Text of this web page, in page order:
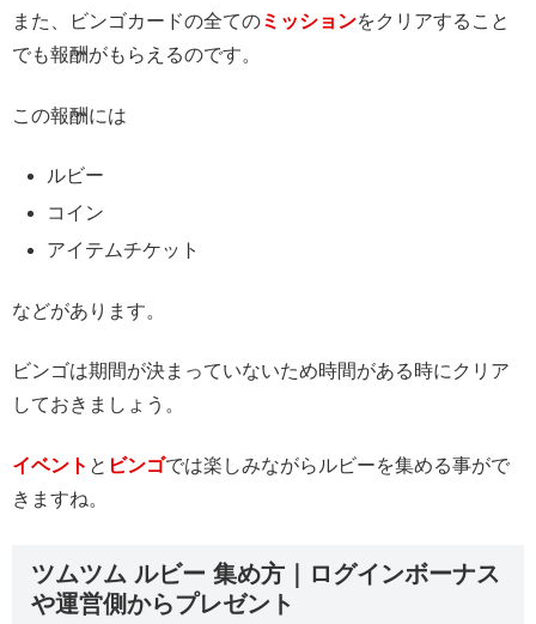
また、ビンゴカードの全てのミッションをクリアすること
でも報酬がもらえるのです。
この報酬には
ルビー
コイン
アイテムチケット
などがあります。
ビンゴは期間が決まっていないため時間がある時にクリア
しておきましょう。
イベント と ビンゴでは楽しみながらルビーを集める事がで
きますね。
ツムツム ルビー 集め方｜ログインボーナス
や運営側からプレゼント